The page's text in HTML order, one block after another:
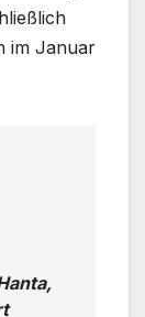
im Januar